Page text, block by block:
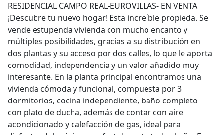
RESIDENCIAL CAMPO REAL-EUROVILLAS- EN VENTA
¡Descubre tu nuevo hogar! Esta increíble propieda. Se
vende estupenda vivienda con mucho encanto y
múltiples posibilidades, gracias a su distribución en
dos plantas y su acceso por dos calles, lo que le aporta
comodidad, independencia y un valor añadido muy
interesante. En la planta principal encontramos una
vivienda cómoda y funcional, compuesta por 3
dormitorios, cocina independiente, baño completo
con plato de ducha, además de contar con aire
acondicionado y calefacción de gas, ideal para